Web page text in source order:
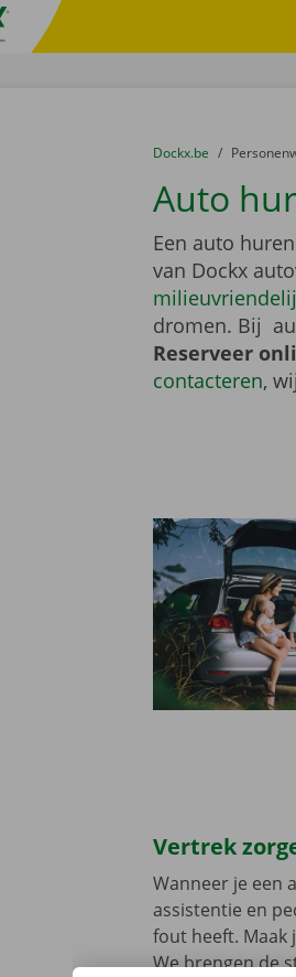
U bevindt zich hier:
van
Dockx.be naar
Auto
Een auto
van Dockx
dromen. Bij
Reserveer
contacteren,
Vertrek
Wanneer je een
assistentie en
fout heeft. Maak
We brengen de